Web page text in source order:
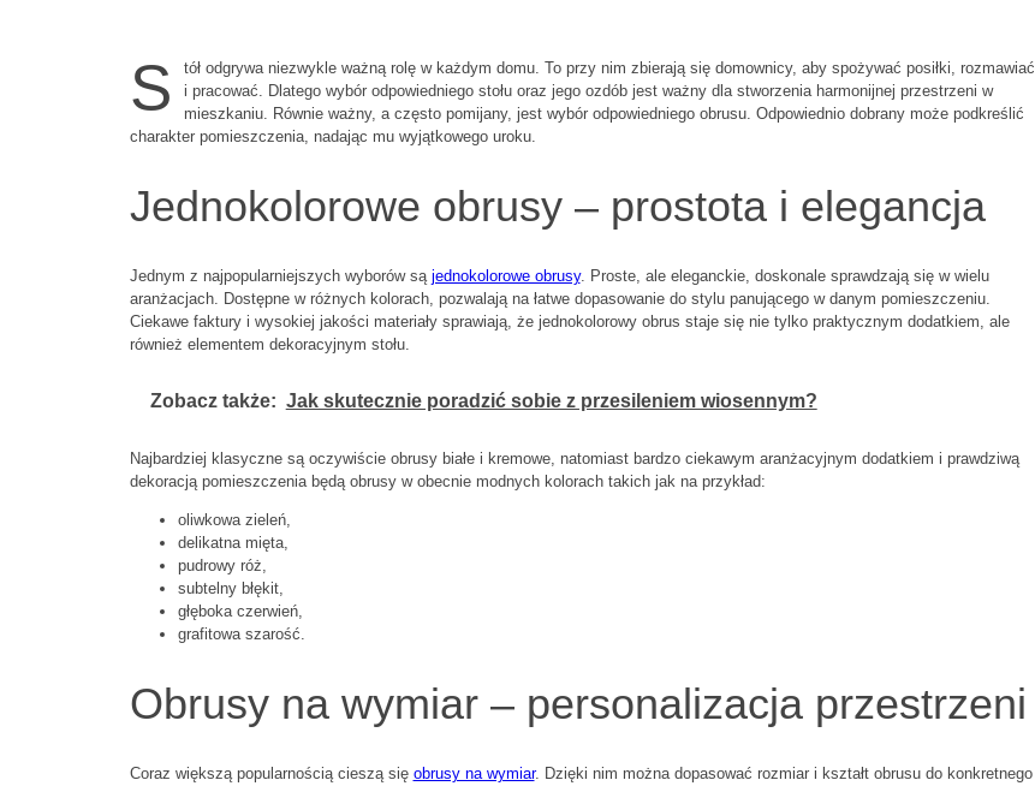
S
tół odgrywa niezwykle ważną rolę w każdym domu. To przy nim zbierają się domownicy, aby spożywać posiłki, rozmawiać
i pracować. Dlatego wybór odpowiedniego stołu oraz jego ozdób jest ważny dla stworzenia harmonijnej przestrzeni w
mieszkaniu. Równie ważny, a często pomijany, jest wybór odpowiedniego obrusu. Odpowiednio dobrany może podkreślić
charakter pomieszczenia, nadając mu wyjątkowego uroku.
Jednokolorowe obrusy – prostota i elegancja
Jednym z najpopularniejszych wyborów są jednokolorowe obrusy. Proste, ale eleganckie, doskonale sprawdzają się w wielu
aranżacjach. Dostępne w różnych kolorach, pozwalają na łatwe dopasowanie do stylu panującego w danym pomieszczeniu.
Ciekawe faktury i wysokiej jakości materiały sprawiają, że jednokolorowy obrus staje się nie tylko praktycznym dodatkiem, ale
również elementem dekoracyjnym stołu.
Zobacz także: Jak skutecznie poradzić sobie z przesileniem wiosennym?
Najbardziej klasyczne są oczywiście obrusy białe i kremowe, natomiast bardzo ciekawym aranżacyjnym dodatkiem i prawdziwą
dekoracją pomieszczenia będą obrusy w obecnie modnych kolorach takich jak na przykład:
oliwkowa zieleń,
delikatna mięta,
pudrowy róż,
subtelny błękit,
głęboka czerwień,
grafitowa szarość.
Obrusy na wymiar – personalizacja przestrzeni
Coraz większą popularnością cieszą się obrusy na wymiar. Dzięki nim można dopasować rozmiar i kształt obrusu do konkretnego